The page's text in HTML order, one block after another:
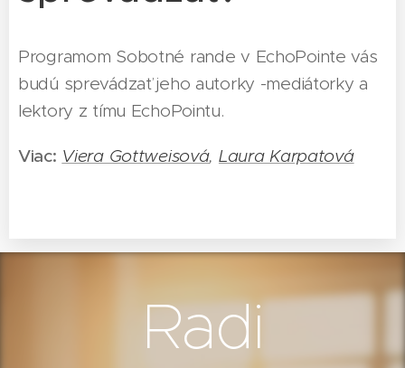
Programom Sobotné rande v EchoPointe vás
budú sprevádzať jeho autorky -mediátorky a
lektory z tímu EchoPointu.
Viac: Viera Gottweisová, Laura Karpatová
Radi